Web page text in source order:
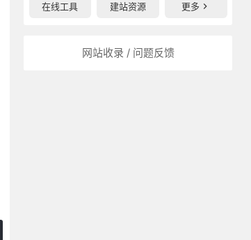
在线工具 建站资源 更多
网站收录 / 问题反馈